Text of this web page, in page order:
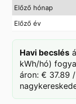
Előző hónap
Előző év
Havi becslés
kWh/hó)
áron: € 37.89